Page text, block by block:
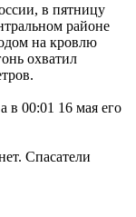
которых унесло от
в пятницу
районе
на кровлю
охватил
в 00:01 16 мая его
Спасатели